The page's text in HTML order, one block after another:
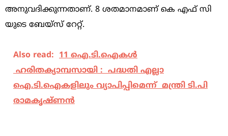
അനുവദിക്കുന്നതാണ്. 8 ശതമാനമാണ് കെ എഫ് സി
യുടെ ബേയ്‌സ് റേറ്റ്.
Also read: 11 ഐ.ടി.ഐകൾ
ഹരിതക്യാമ്പസായി : പദ്ധതി എല്ലാ
ഐ.ടി.ഐകളിലും വ്യാപിപ്പിമെന്ന് മന്ത്രി ടി.പി
രാമകൃഷ്ണൻ